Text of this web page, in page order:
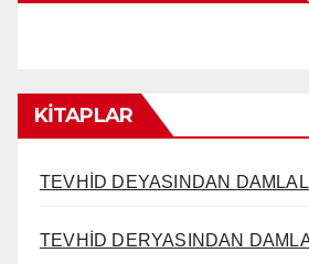
KİTAPLAR
TEVHİD DEYASINDAN
TEVHİD DERYASINDAN